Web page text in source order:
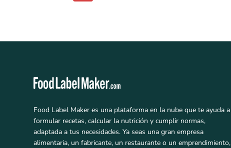
Food Label Maker es una plataforma en la nube que te ayuda a
formular recetas, calcular la nutrición y cumplir normas,
adaptada a tus necesidades. Ya seas una gran empresa
alimentaria, un fabricante, un restaurante o un emprendimiento,